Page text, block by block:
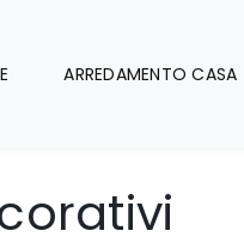
ARREDAMENTO CASA